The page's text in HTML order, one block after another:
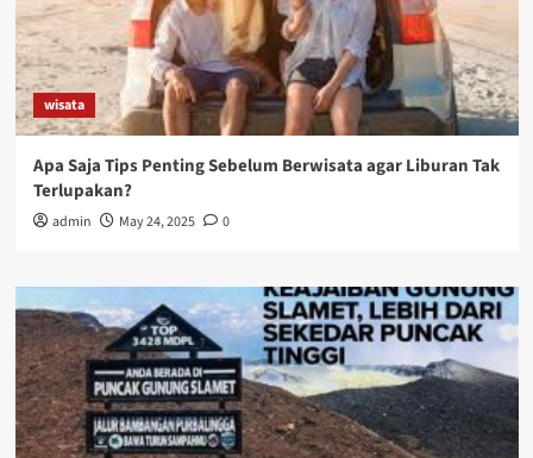
wisata
Apa Saja Tips Penting Sebelum Berwisata agar Liburan Tak
Terlupakan?
admin May 24, 2025 0